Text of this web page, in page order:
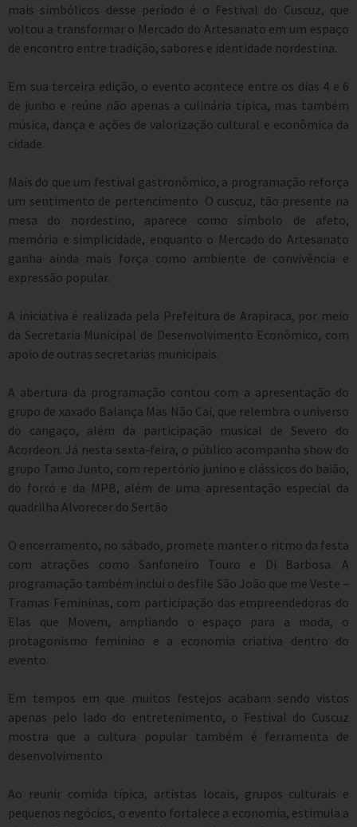
mais simbólicos desse período é o Festival do Cuscuz, que
voltou a transformar o Mercado do Artesanato em um espaço
de encontro entre tradição, sabores e identidade nordestina.
Em sua terceira edição, o evento acontece entre os dias 4 e 6
de junho e reúne não apenas a culinária típica, mas também
música, dança e ações de valorização cultural e econômica da
cidade.
Mais do que um festival gastronômico, a programação reforça
um sentimento de pertencimento. O cuscuz, tão presente na
mesa do nordestino, aparece como símbolo de afeto,
memória e simplicidade, enquanto o Mercado do Artesanato
ganha ainda mais força como ambiente de convivência e
expressão popular.
A iniciativa é realizada pela Prefeitura de Arapiraca, por meio
da Secretaria Municipal de Desenvolvimento Econômico, com
apoio de outras secretarias municipais.
A abertura da programação contou com a apresentação do
grupo de xaxado Balança Mas Não Cai, que relembra o universo
do cangaço, além da participação musical de Severo do
Acordeon. Já nesta sexta-feira, o público acompanha show do
grupo Tamo Junto, com repertório junino e clássicos do baião,
do forró e da MPB, além de uma apresentação especial da
quadrilha Alvorecer do Sertão
O encerramento, no sábado, promete manter o ritmo da festa
com atrações como Sanfoneiro Touro e Di Barbosa. A
programação também inclui o desfile São João que me Veste –
Tramas Femininas, com participação das empreendedoras do
Elas que Movem, ampliando o espaço para a moda, o
protagonismo feminino e a economia criativa dentro do
evento.
Em tempos em que muitos festejos acabam sendo vistos
apenas pelo lado do entretenimento, o Festival do Cuscuz
mostra que a cultura popular também é ferramenta de
desenvolvimento.
Ao reunir comida típica, artistas locais, grupos culturais e
pequenos negócios, o evento fortalece a economia, estimula a